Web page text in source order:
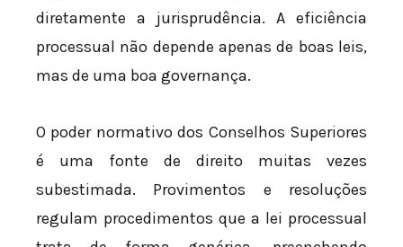
diretamente a jurisprudência. A eficiência
processual não depende apenas de boas leis,
mas de uma boa governança.
O poder normativo dos Conselhos Superiores
é uma fonte de direito muitas vezes
subestimada. Provimentos e resoluções
regulam procedimentos que a lei processual